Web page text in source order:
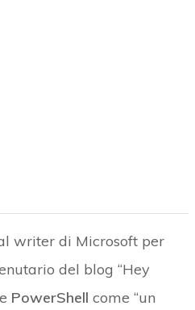
writer di Microsoft per
del blog “Hey
PowerShell come “un